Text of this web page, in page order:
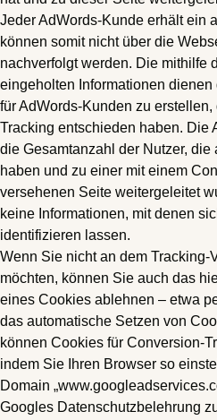
Jeder AdWords-Kunde erhält ein
können somit nicht über die
nachverfolgt werden. Die mithilfe
eingeholten Informationen
für AdWords-Kunden zu
Tracking entschieden haben. Die
die Gesamtanzahl der Nutzer,
haben und zu einer mit einem
versehenen Seite weitergeleitet
keine Informationen, mit denen
identifizieren lassen.
Wenn Sie nicht an dem Tracking-
möchten, können Sie auch das
eines Cookies ablehnen – etwa
das automatische Setzen von
können Cookies für Conversion-
indem Sie Ihren Browser so
Domain
Googles Datenschutzbelehrung